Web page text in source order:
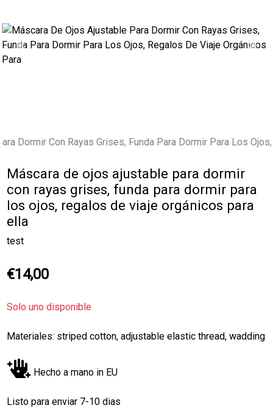
Previous Next
Máscara de ojos ajustable para dormir
con rayas grises, funda para dormir para
los ojos, regalos de viaje orgánicos para
ella
test
€14,00
Solo uno disponible
Materiales: striped cotton, adjustable elastic thread, wadding
Hecho a mano in EU
Listo para enviar 7-10 dias